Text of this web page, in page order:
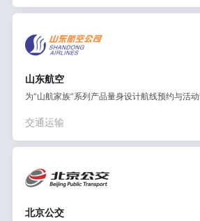
山东航空
为“山航家族”系列产品量身设计航线预约与活
交通运输
北京公交